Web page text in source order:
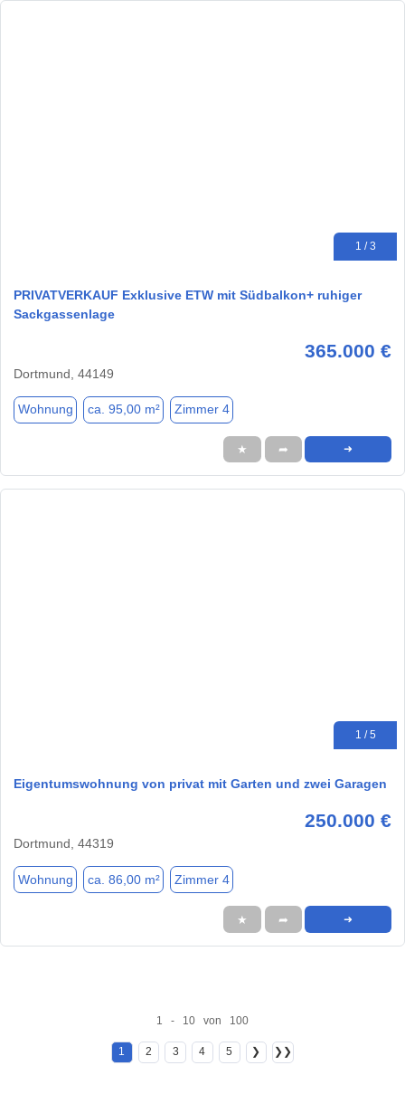
1 / 3
PRIVATVERKAUF Exklusive ETW mit Südbalkon+ ruhiger
Sackgassenlage
365.000 €
Dortmund, 44149
Wohnung ca. 95,00 m² Zimmer 4
★ ➦ ➜
1 / 5
Eigentumswohnung von privat mit Garten und zwei Garagen
250.000 €
Dortmund, 44319
Wohnung ca. 86,00 m² Zimmer 4
★ ➦ ➜
1 - 10 von 100
1 2 3 4 5 ❯ ❯❯